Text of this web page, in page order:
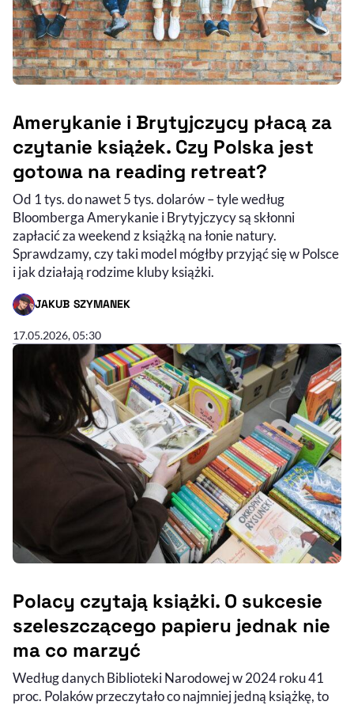
Amerykanie i Brytyjczycy płacą za
czytanie książek. Czy Polska jest
gotowa na reading retreat?
Od 1 tys. do nawet 5 tys. dolarów – tyle według
Bloomberga Amerykanie i Brytyjczycy są skłonni
zapłacić za weekend z książką na łonie natury.
Sprawdzamy, czy taki model mógłby przyjąć się w Polsce
i jak działają rodzime kluby książki.
JAKUB SZYMANEK
- AUTOR ARTYKUŁU - PROFIL
17.05.2026, 05:30
Polacy czytają książki. O sukcesie
szeleszczącego papieru jednak nie
ma co marzyć
Według danych Biblioteki Narodowej w 2024 roku 41
proc. Polaków przeczytało co najmniej jedną książkę, to